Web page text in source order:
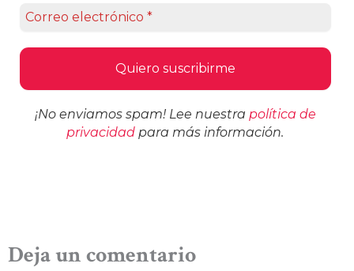
¡No enviamos spam! Lee nuestra política de
privacidad para más información.
Deja un comentario